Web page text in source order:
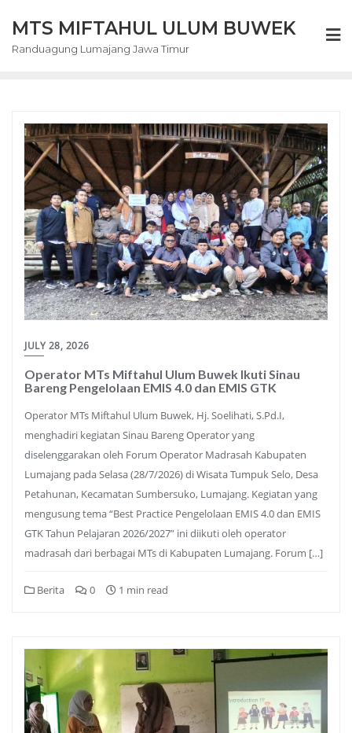
content
MTS MIFTAHUL ULUM BUWEK
Randuagung Lumajang Jawa Timur
JULY 28, 2026
Operator MTs Miftahul Ulum Buwek Ikuti Sinau
Bareng Pengelolaan EMIS 4.0 dan EMIS GTK
Operator MTs Miftahul Ulum Buwek, Hj. Soelihati, S.Pd.I,
menghadiri kegiatan Sinau Bareng Operator yang
diselenggarakan oleh Forum Operator Madrasah Kabupaten
Lumajang pada Selasa (28/7/2026) di Wisata Tumpuk Selo, Desa
Petahunan, Kecamatan Sumbersuko, Lumajang. Kegiatan yang
mengusung tema “Best Practice Pengelolaan EMIS 4.0 dan EMIS
GTK Tahun Pelajaran 2026/2027” ini diikuti oleh operator
madrasah dari berbagai MTs di Kabupaten Lumajang. Forum […]
Berita 0 1 min read